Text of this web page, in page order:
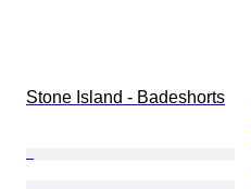
Stone Island - Badeshorts